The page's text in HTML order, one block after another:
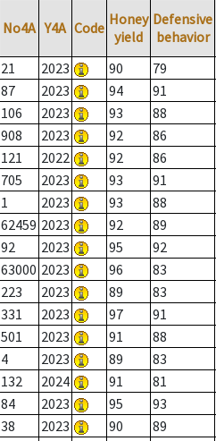
No4A Y4A Code Honey
yield
Defensive
behavior
21 2023 90 79
87 2023 94 91
106 2023 93 88
908 2023 92 86
121 2022 92 86
705 2023 93 91
1 2023 93 88
62459 2023 92 89
92 2023 95 92
63000 2023 96 83
223 2023 89 83
331 2023 97 91
501 2023 91 88
4 2023 89 83
132 2024 91 81
84 2023 95 93
38 2023 90 89